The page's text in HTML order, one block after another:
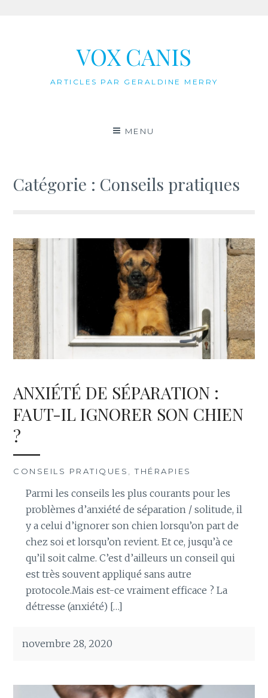
VOX CANIS
ARTICLES PAR GERALDINE MERRY
MENU
Catégorie : Conseils pratiques
ANXIÉTÉ DE SÉPARATION :
FAUT-IL IGNORER SON CHIEN
?
CONSEILS PRATIQUES ,THÉRAPIES
Parmi les conseils les plus courants pour les
problèmes d’anxiété de séparation / solitude, il
y a celui d’ignorer son chien lorsqu’on part de
chez soi et lorsqu’on revient. Et ce, jusqu’à ce
qu’il soit calme. C’est d’ailleurs un conseil qui
est très souvent appliqué sans autre
protocole.Mais est-ce vraiment efficace ? La
détresse (anxiété) […]
novembre 28, 2020